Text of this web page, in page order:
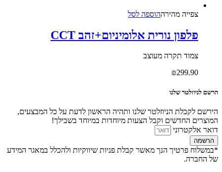
צפייה‬ ‫מהירה‬הוספה לסל
פלפון נורית אלומיניום+זהב CCT
צמוד תקרה מעוצב
₪299.90
הרשם לניוזלטר שלנו
הירשם לקבלת הניוזלטר שלנו ותהיה הראשון לדעת על כל המבצעים,
המוצרים החדשים וקבל הצעות מיוחדות במיוחד בשבילך!
דואר אלקטרוני
הרשמה
*במשלוח פרטיך הנך מאשר קבלת פניות שיווקיות ולהכלל במאגר המידע
של החברה.